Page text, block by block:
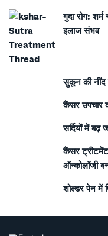
गुदा रोग:
इलाज संभव
सुकून की
कैंसर उपचार
सर्दियों में बढ़
कैंसर ट्रीटमेंट
ऑन्कोलॉजी
शोल्डर पेन में